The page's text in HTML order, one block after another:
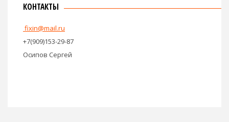
КОНТАКТЫ
fixin@mail.ru
+7(909)153-29-87
Осипов Сергей